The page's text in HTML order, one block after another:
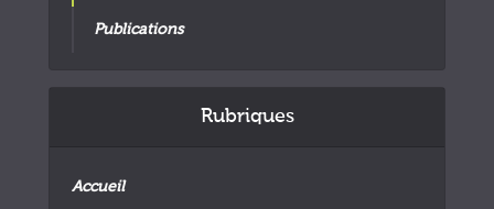
Publications
Rubriques
Accueil